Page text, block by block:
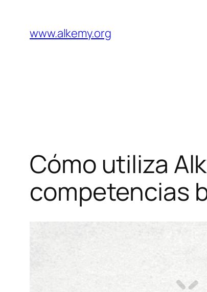
contenido
www.alkemy.org
Cómo utiliza
competencias